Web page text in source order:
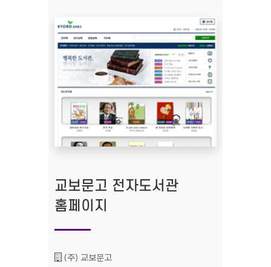
교보문고 전자도서관
홈페이지
기관명 :
(주) 교보문고